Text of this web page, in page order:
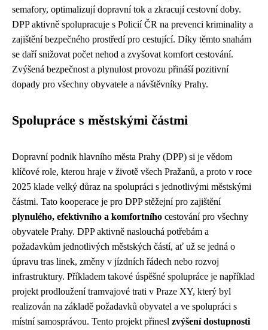
semafory, optimalizují dopravní tok a zkracují cestovní doby.
DPP aktivně spolupracuje s Policií ČR na prevenci kriminality a
zajištění bezpečného prostředí pro cestující. Díky těmto snahám
se daří snižovat počet nehod a zvyšovat komfort cestování.
Zvýšená bezpečnost a plynulost provozu přináší pozitivní
dopady pro všechny obyvatele a návštěvníky Prahy.
Spolupráce s městskými částmi
Dopravní podnik hlavního města Prahy (DPP) si je vědom
klíčové role, kterou hraje v životě všech Pražanů, a proto v roce
2025 klade velký důraz na spolupráci s jednotlivými městskými
částmi. Tato kooperace je pro DPP stěžejní pro zajištění
plynulého, efektivního a komfortního cestování pro všechny
obyvatele Prahy. DPP aktivně naslouchá potřebám a
požadavkům jednotlivých městských částí, ať už se jedná o
úpravu tras linek, změny v jízdních řádech nebo rozvoj
infrastruktury. Příkladem takové úspěšné spolupráce je například
projekt prodloužení tramvajové trati v Praze XY, který byl
realizován na základě požadavků obyvatel a ve spolupráci s
místní samosprávou. Tento projekt přinesl zvýšení dostupnosti